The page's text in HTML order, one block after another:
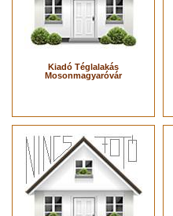
Kiadó Téglalakás
Mosonmagyaróvár